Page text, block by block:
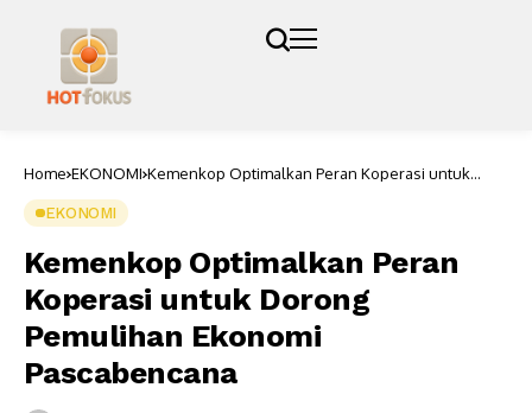
Home EKONOMI Kemenkop Optimalkan Peran Koperasi untuk
EKONOMI
Kemenkop Optimalkan Peran
Koperasi untuk Dorong
Pemulihan Ekonomi
Pascabencana